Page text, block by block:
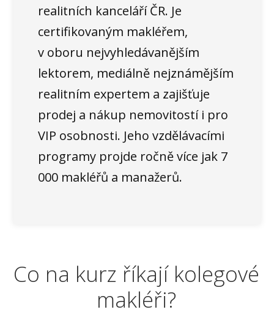
realitních kanceláří ČR. Je
certifikovaným makléřem,
v oboru nejvyhledávanějším
lektorem, mediálně nejznámějším
realitním expertem a zajišťuje
prodej a nákup nemovitostí i pro
VIP osobnosti. Jeho vzdělávacími
programy projde ročně více jak 7
000 makléřů a manažerů.
Co na kurz říkají kolegové
makléři?